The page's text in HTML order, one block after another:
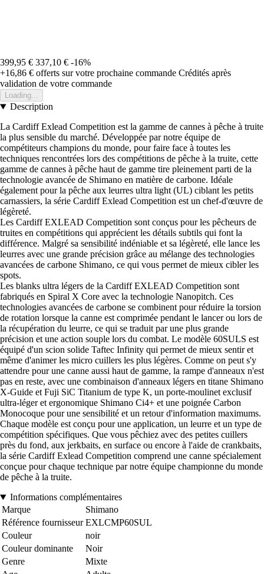
399,95 € 337,10 € -16%
+16,86 € offerts sur votre prochaine commande Crédités après
validation de votre commande
Loading...
Description
La Cardiff Exlead Competition est la gamme de cannes à pêche à truite
la plus sensible du marché. Développée par notre équipe de
compétiteurs champions du monde, pour faire face à toutes les
techniques rencontrées lors des compétitions de pêche à la truite, cette
gamme de cannes à pêche haut de gamme tire pleinement parti de la
technologie avancée de Shimano en matière de carbone. Idéale
également pour la pêche aux leurres ultra light (UL) ciblant les petits
carnassiers, la série Cardiff Exlead Competition est un chef-d'œuvre de
légèreté.
Les Cardiff EXLEAD Competition sont conçus pour les pêcheurs de
truites en compétitions qui apprécient les détails subtils qui font la
différence. Malgré sa sensibilité indéniable et sa légèreté, elle lance les
leurres avec une grande précision grâce au mélange des technologies
avancées de carbone Shimano, ce qui vous permet de mieux cibler les
spots.
Les blanks ultra légers de la Cardiff EXLEAD Competition sont
fabriqués en Spiral X Core avec la technologie Nanopitch. Ces
technologies avancées de carbone se combinent pour réduire la torsion
de rotation lorsque la canne est comprimée pendant le lancer ou lors de
la récupération du leurre, ce qui se traduit par une plus grande
précision et une action souple lors du combat. Le modèle 60SULS est
équipé d'un scion solide Taftec Infinity qui permet de mieux sentir et
même d'animer les micro cuillers les plus légères. Comme on peut s'y
attendre pour une canne aussi haut de gamme, la rampe d'anneaux n'est
pas en reste, avec une combinaison d'anneaux légers en titane Shimano
X-Guide et Fuji SiC Titanium de type K, un porte-moulinet exclusif
ultra-léger et ergonomique Shimano Ci4+ et une poignée Carbon
Monocoque pour une sensibilité et un retour d'information maximums.
Chaque modèle est conçu pour une application, un leurre et un type de
compétition spécifiques. Que vous pêchiez avec des petites cuillers
près du fond, aux jerkbaits, en surface ou encore à l'aide de crankbaits,
la série Cardiff Exlead Competition comprend une canne spécialement
conçue pour chaque technique par notre équipe championne du monde
de pêche à la truite.
Informations complémentaires
Marque
Shimano
Référence fournisseur EXLCMP60SUL
Couleur
noir
Couleur dominante
Noir
Genre
Mixte